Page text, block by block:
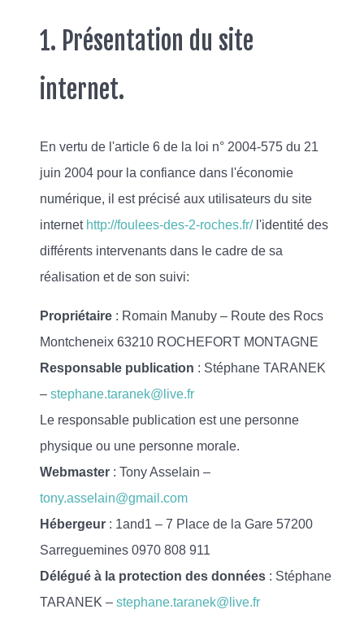
1. Présentation du site
internet.
En vertu de l'article 6 de la loi n° 2004-575 du 21
juin 2004 pour la confiance dans l'économie
numérique, il est précisé aux utilisateurs du site
internet http://foulees-des-2-roches.fr/l'identité des
différents intervenants dans le cadre de sa
réalisation et de son suivi:
Propriétaire : Romain Manuby – Route des Rocs
Montcheneix 63210 ROCHEFORT MONTAGNE
Responsable publication : Stéphane TARANEK
– stephane.taranek@live.fr
Le responsable publication est une personne
physique ou une personne morale.
Webmaster : Tony Asselain –
tony.asselain@gmail.com
Hébergeur : 1and1 – 7 Place de la Gare 57200
Sarreguemines 0970 808 911
Délégué à la protection des données : Stéphane
TARANEK – stephane.taranek@live.fr